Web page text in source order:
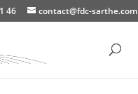
46 contact@fdc-sarthe.com